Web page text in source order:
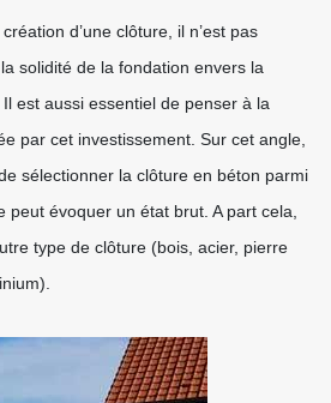
d’une clôture, il n’est pas
solidité de la fondation envers la
est aussi essentiel de penser à la
par cet investissement. Sur cet angle,
sélectionner la clôture en béton parmi
peut évoquer un état brut. A part cela,
type de clôture (bois, acier, pierre